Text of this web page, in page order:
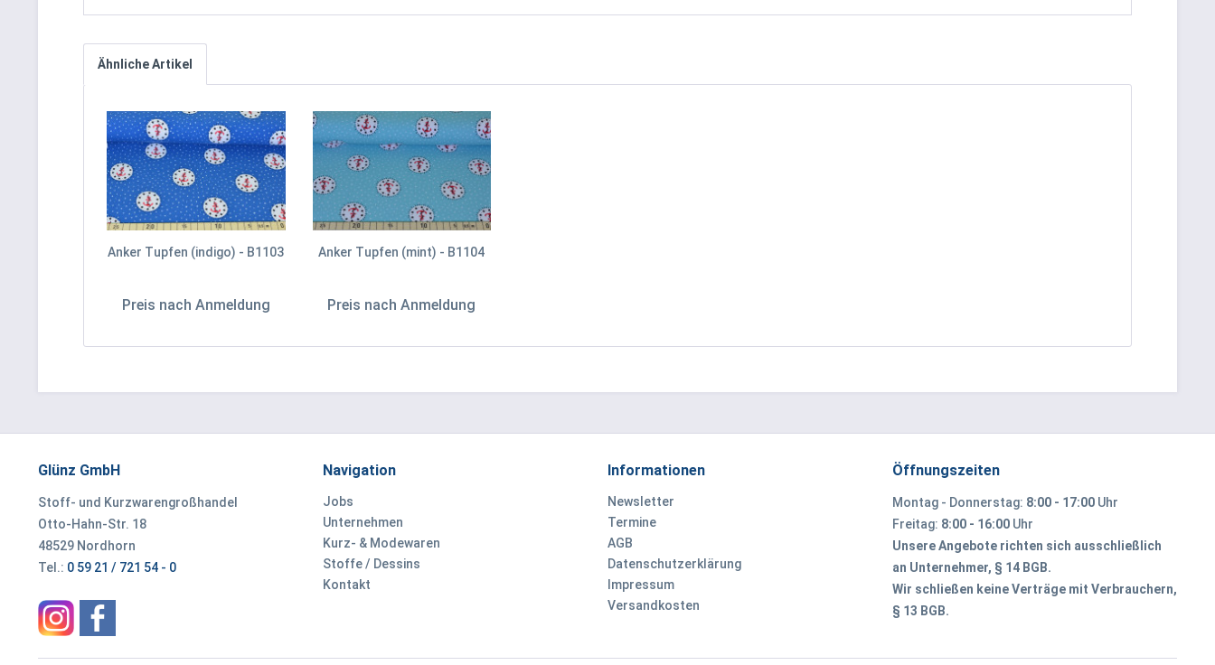
Ähnliche Artikel
Anker Tupfen (indigo) - B1103
Preis nach Anmeldung
Anker Tupfen (mint) - B1104
Preis nach Anmeldung
Glünz GmbH
Stoff- und Kurzwarengroßhandel
Otto-Hahn-Str. 18
48529 Nordhorn
Tel.: 0 59 21 / 721 54 - 0
Navigation
Jobs
Unternehmen
Kurz- & Modewaren
Stoffe / Dessins
Kontakt
Informationen
Newsletter
Termine
AGB
Datenschutzerklärung
Impressum
Versandkosten
Öffnungszeiten
Montag - Donnerstag: 8:00 - 17:00 Uhr
Freitag: 8:00 - 16:00 Uhr
Unsere Angebote richten sich ausschließlich
an Unternehmer, § 14 BGB.
Wir schließen keine Verträge mit Verbrauchern,
§ 13 BGB.